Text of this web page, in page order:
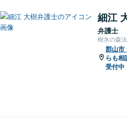
細江
弁護士
樹氷の森
郡山市
らも相
受付中